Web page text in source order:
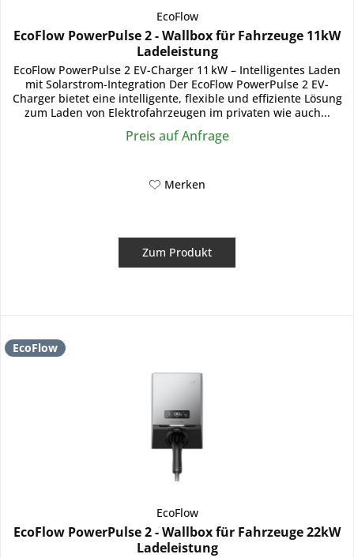
EcoFlow
EcoFlow PowerPulse 2 - Wallbox für Fahrzeuge 11kW
Ladeleistung
EcoFlow PowerPulse 2 EV-Charger 11 kW – Intelligentes Laden
mit Solarstrom-Integration Der EcoFlow PowerPulse 2 EV-
Charger bietet eine intelligente, flexible und effiziente Lösung
zum Laden von Elektrofahrzeugen im privaten wie auch...
Preis auf Anfrage
Merken
Zum Produkt
EcoFlow
EcoFlow
EcoFlow PowerPulse 2 - Wallbox für Fahrzeuge 22kW
Ladeleistung